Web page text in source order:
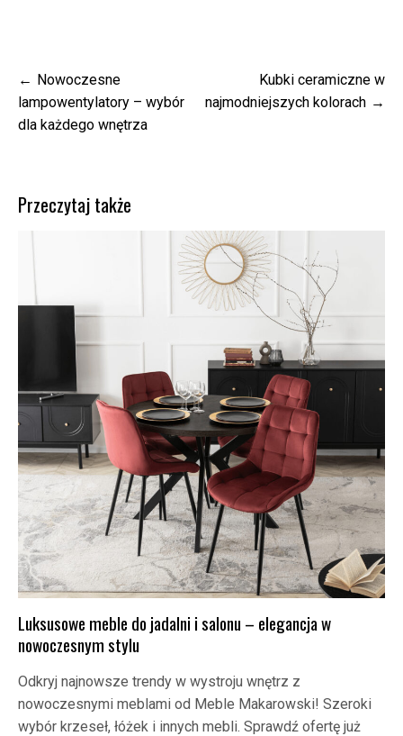
Nawigacja
wpisu
Nowoczesne
lampowentylatory – wybór
dla każdego wnętrza
Kubki ceramiczne w
najmodniejszych kolorach
Przeczytaj także
Luksusowe meble do jadalni i salonu – elegancja w
nowoczesnym stylu
Odkryj najnowsze trendy w wystroju wnętrz z
nowoczesnymi meblami od Meble Makarowski! Szeroki
wybór krzeseł, łóżek i innych mebli. Sprawdź ofertę już